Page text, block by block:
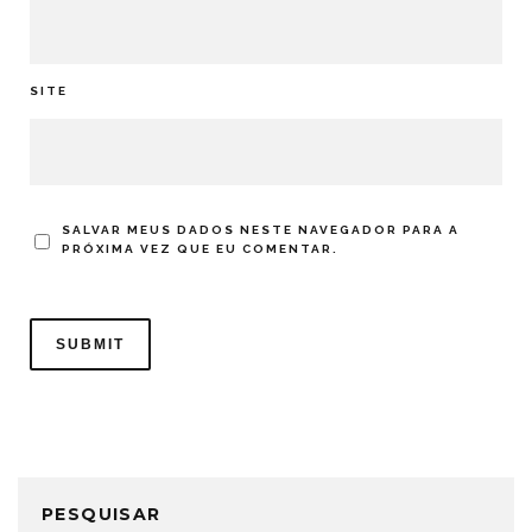
SITE
SALVAR MEUS DADOS NESTE NAVEGADOR PARA A
PRÓXIMA VEZ QUE EU COMENTAR.
PESQUISAR